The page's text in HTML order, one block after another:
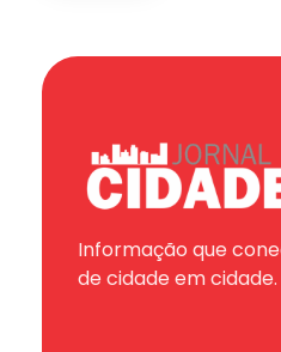
Informação que
de cidade em cidade.